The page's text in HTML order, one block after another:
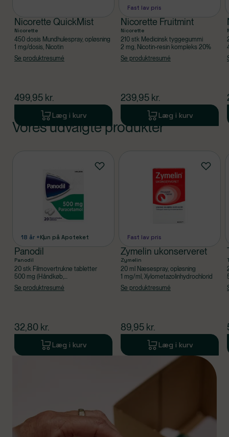
Nicorette QuickMist
Nicorette
450 dosis Mundhulespray, opløsning
1 mg/dosis, Nicotin
Se produktresumé
$nuværende pris
499,95 kr.
Læg i kurv
Fast lav pris
Nicorette Fruitmint
Nicorette
210 stk Medicinsk tyggegummi
2 mg, Nicotin-resin kompleks 20%
Se produktresumé
$nuværende pris
239,95 kr.
Læg i kurv
Produkt 1 af 0
Vores udvalgte produkter
18 år +Kun på Apoteket
Panodil
Panodil
20 stk Filmovertrukne tabletter
500 mg (Håndkøb,
apoteksforbeholdt), Paracetamol
Se produktresumé
$nuværende pris
32,80 kr.
Læg i kurv
Fast lav pris
Zymelin ukonserveret
Zymelin
20 ml Næsespray, opløsning
1 mg/ml, Xylometazolinhydrochlorid
Se produktresumé
$nuværende pris
89,95 kr.
Læg i kurv